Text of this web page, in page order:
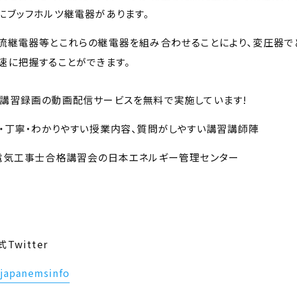
ッフホルツ継電器があります。
電器等とこれらの継電器を組み合わせることにより、変圧器で
把握することができます。
習録画の動画配信サービスを無料で実施しています!
寧・わかりやすい授業内容、質問がしやすい講習講師陣
気工事士合格講習会の日本エネルギー管理センター
式Twitter